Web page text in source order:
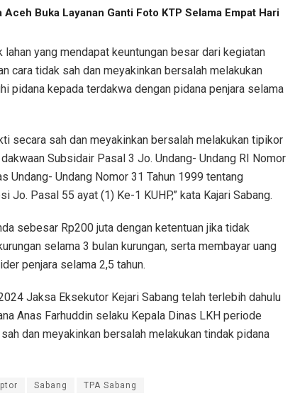
Buka Layanan Ganti Foto KTP Selama Empat Hari
yang mendapat keuntungan besar dari kegiatan
cara tidak sah dan meyakinkan bersalah melakukan
pidana kepada terdakwa dengan pidana penjara selama
secara sah dan meyakinkan bersalah melakukan tipikor
Subsidair Pasal 3 Jo. Undang- Undang RI Nomor
Undang- Undang Nomor 31 Tahun 1999 tentang
Jo. Pasal 55 ayat (1) Ke-1 KUHP,” kata Kajari Sabang.
sebesar Rp200 juta dengan ketentuan jika tidak
selama 3 bulan kurungan, serta membayar uang
penjara selama 2,5 tahun.
Jaksa Eksekutor Kejari Sabang telah terlebih dahulu
Anas Farhuddin selaku Kepala Dinas LKH periode
dan meyakinkan bersalah melakukan tindak pidana
Sabang TPA Sabang